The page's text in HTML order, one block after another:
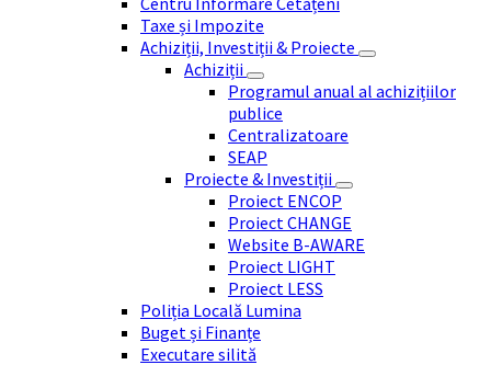
Taxe și Impozite
Achiziții, Investiții & Proiecte
Achiziții
Programul anual al achizițiilor
publice
Centralizatoare
SEAP
Proiecte & Investiții
Proiect ENCOP
Proiect CHANGE
Website B-AWARE
Proiect LIGHT
Proiect LESS
Poliția Locală Lumina
Buget și Finanțe
Executare silită